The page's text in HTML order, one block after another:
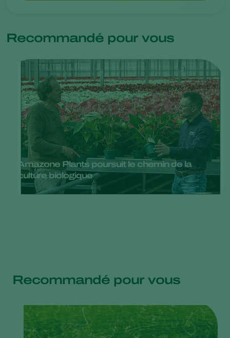
Recommandé pour vous
Amazone Plants poursuit le chemin de la
culture biologique
Recommandé pour vous